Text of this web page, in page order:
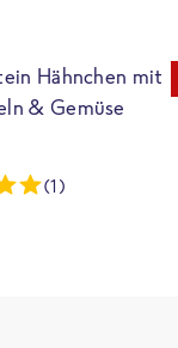
Hähnchen mit
& Gemüse
(1)